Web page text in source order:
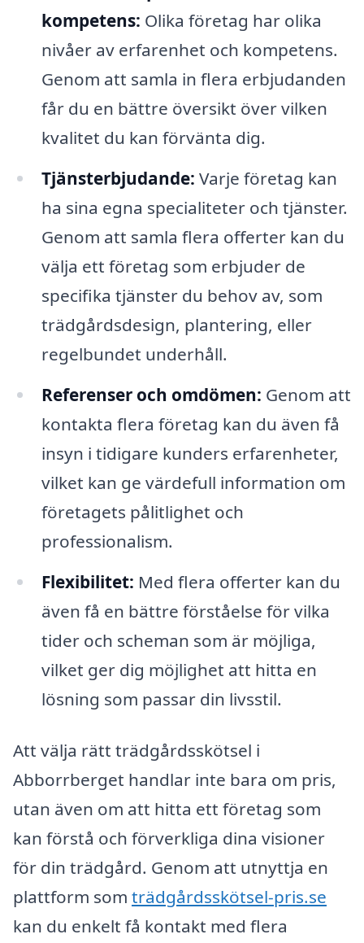
kompetens: Olika företag har olika
nivåer av erfarenhet och kompetens.
Genom att samla in flera erbjudanden
får du en bättre översikt över vilken
kvalitet du kan förvänta dig.
Tjänsterbjudande: Varje företag kan
ha sina egna specialiteter och tjänster.
Genom att samla flera offerter kan du
välja ett företag som erbjuder de
specifika tjänster du behov av, som
trädgårdsdesign, plantering, eller
regelbundet underhåll.
Referenser och omdömen: Genom att
kontakta flera företag kan du även få
insyn i tidigare kunders erfarenheter,
vilket kan ge värdefull information om
företagets pålitlighet och
professionalism.
Flexibilitet: Med flera offerter kan du
även få en bättre förståelse för vilka
tider och scheman som är möjliga,
vilket ger dig möjlighet att hitta en
lösning som passar din livsstil.
Att välja rätt trädgårdsskötsel i
Abborrberget handlar inte bara om pris,
utan även om att hitta ett företag som
kan förstå och förverkliga dina visioner
för din trädgård. Genom att utnyttja en
plattform som trädgårdsskötsel-pris.se
kan du enkelt få kontakt med flera